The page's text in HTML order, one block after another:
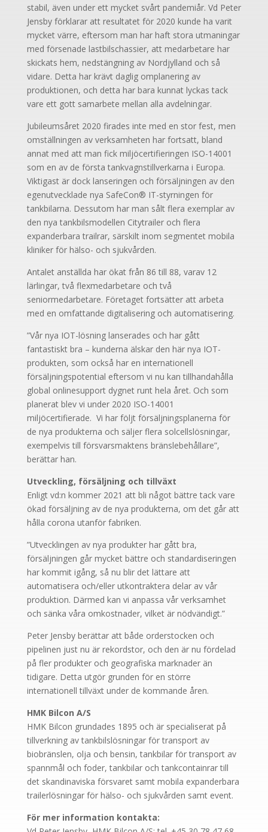
stabil, även under ett mycket svårt pandemiår. Vd Peter
Jensby förklarar att resultatet för 2020 kunde ha varit
mycket värre, eftersom man har haft stora utmaningar
med försenade lastbilschassier, att medarbetare har
skickats hem, nedstängning av Nordjylland och så
vidare. Detta har krävt daglig omplanering av
produktionen, och detta har bara kunnat lyckas tack
vare ett gott samarbete mellan alla avdelningar.
Jubileumsåret 2020 firades inte med en stor fest, men
omställningen av verksamheten har fortsatt, bland
annat med att man fick miljöcertifieringen ISO-14001
som en av de första tankvagnstillverkarna i Europa.
Viktigast är dock lanseringen och försäljningen av den
egenutvecklade nya SafeCon® IT-styrningen för
tankbilarna. Dessutom har man sålt flera exemplar av
den nya tankbilsmodellen Citytrailer och flera
expanderbara trailrar, särskilt inom segmentet mobila
kliniker för hälso- och sjukvården.
Antalet anställda har ökat från 86 till 88, varav 12
lärlingar, två flexmedarbetare och två
seniormedarbetare. Företaget fortsätter att arbeta
med en omfattande digitalisering och automatisering.
”Vår nya IOT-lösning lanserades och har gått
fantastiskt bra – kunderna älskar den här nya IOT-
produkten, som också har en internationell
försäljningspotential eftersom vi nu kan tillhandahålla
global onlinesupport dygnet runt hela året. Och som
planerat blev vi under 2020 ISO-14001
miljöcertifierade. Vi har följt försäljningsplanerna för
de nya produkterna och säljer flera solcellslösningar,
exempelvis till försvarsmaktens bränslebehållare”,
berättar han.
Utveckling, försäljning och tillväxt
Enligt vd:n kommer 2021 att bli något bättre tack vare
ökad försäljning av de nya produkterna, om det går att
hålla corona utanför fabriken.
”Utvecklingen av nya produkter har gått bra,
försäljningen går mycket bättre och standardiseringen
har kommit igång, så nu blir det lättare att
automatisera och/eller utkontraktera delar av vår
produktion. Därmed kan vi anpassa vår verksamhet
och sänka våra omkostnader, vilket är nödvändigt.”
Peter Jensby berättar att både orderstocken och
pipelinen just nu är rekordstor, och den är nu fördelad
på fler produkter och geografiska marknader än
tidigare. Detta utgör grunden för en större
internationell tillväxt under de kommande åren.
HMK Bilcon A/S
HMK Bilcon grundades 1895 och är specialiserat på
tillverkning av tankbilslösningar för transport av
biobränslen, olja och bensin, tankbilar för transport av
spannmål och foder, tankbilar och tankcontainrar till
det skandinaviska försvaret samt mobila expanderbara
trailerlösningar för hälso- och sjukvården samt event.
För mer information kontakta: